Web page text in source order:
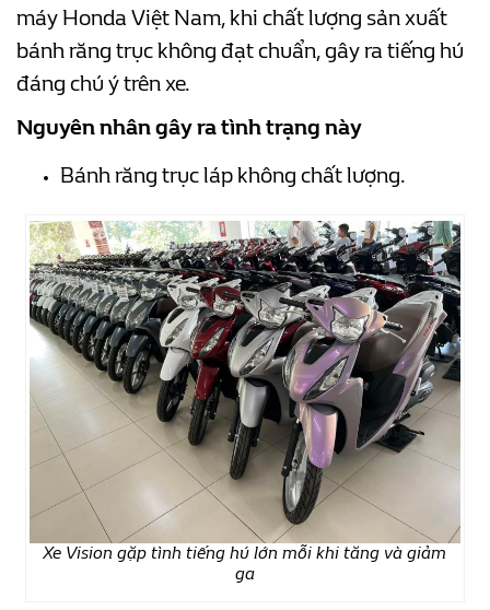
máy Honda Việt Nam, khi chất lượng sản xuất
bánh răng trục không đạt chuẩn, gây ra tiếng hú
đáng chú ý trên xe.
Nguyên nhân gây ra tình trạng này
Bánh răng trục láp không chất lượng.
Xe Vision gặp tình tiếng hú lớn mỗi khi tăng và giảm
ga